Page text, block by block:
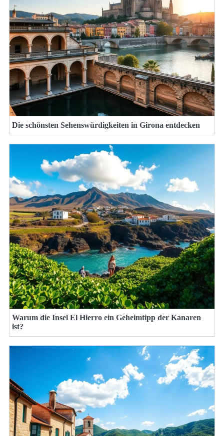
Die schönsten Sehenswürdigkeiten in Girona entdecken
Warum die Insel El Hierro ein Geheimtipp der Kanaren
ist?